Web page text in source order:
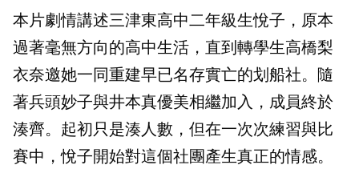
本片劇情講述三津東高中二年級生悅子，原本
過著毫無方向的高中生活，直到轉學生高橋梨
衣奈邀她一同重建早已名存實亡的划船社。隨
著兵頭妙子與井本真優美相繼加入，成員終於
湊齊。起初只是湊人數，但在一次次練習與比
賽中，悅子開始對這個社團產生真正的情感。